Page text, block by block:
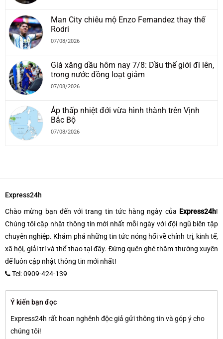
Man City chiêu mộ Enzo Fernandez thay thế
Rodri
07/08/2026
Giá xăng dầu hôm nay 7/8: Dầu thế giới đi lên,
trong nước đồng loạt giảm
07/08/2026
Áp thấp nhiệt đới vừa hình thành trên Vịnh
Bắc Bộ
07/08/2026
Express24h
Chào mừng bạn đến với trang tin tức hàng ngày của Express24h!
Chúng tôi cập nhật thông tin mới nhất mỗi ngày với đội ngũ biên tập
chuyên nghiệp. Khám phá những tin tức nóng hổi về chính trị, kinh tế,
xã hội, giải trí và thể thao tại đây. Đừng quên ghé thăm thường xuyên
để luôn cập nhật thông tin mới nhất!
Tel: 0909-424-139
Ý kiến bạn đọc
Express24h rất hoan nghênh độc giả gửi thông tin và góp ý cho
chúng tôi!